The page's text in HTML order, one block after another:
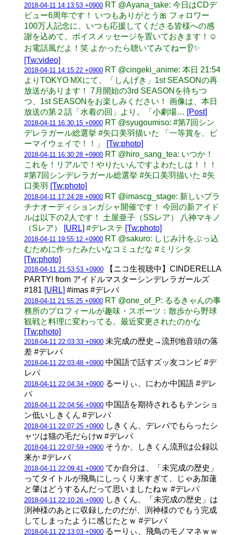
2018-04-11 14:13:53 +0900 RT @Ayana_take: 今日はCDデ
ビュー6周年です！ いつもありがとう🎀 フォロワー
100万人記念に、いつも応援してくださる皆様への感
謝を込めて、ボイスメッセージを置いておきます！☺️
お電話風だよ！笑 よかったら聴いてみてねー👂✨
[Tw:video]
2018-04-11 14:15:22 +0900 RT @cingeki_anime: 本日 21:54
よりTOKYO MXにて、「しんげき」1st SEASONの再
放送があります！ 7月開始の3rd SEASONを待ちつ
つ、1st SEASONをお楽しみください！ 画像は、本日
放送の第２話「水着の回」より。「小劇場… [Post]
2018-04-11 16:30:15 +0900 RT @syugoumiso: #第7回シン
デレラガール総選挙 #矢口美羽描いた 「一等賞を、ビ
ーマイウェイで！！」
[Tw:photo]
2018-04-11 16:30:28 +0900 RT @hiro_sang_tea: いつか！
これを！リアルで！やりたいんですよわたしは！！！
#第7回シンデレラガール総選挙 #矢口美羽描いた #矢
口美羽 [Tw:photo]
2018-04-11 17:24:28 +0900 RT @imascg_stage: 新しいプラ
チナオーディションガシャ開催です！ 今回の新アイド
ルは以下の2人です！ 土屋亜子（SSレア） 八神マキノ
（Sレア）
[URL] #デレステ [Tw:photo]
2018-04-11 19:55:12 +0900 RT @sakuro: しじみ汁をぶっ込
むために作ったみたいなコミュだな #ミリシタ
[Tw:photo]
2018-04-11 21:53:53 +0900 【ニコ生視聴中】CINDERELLA
PARTY! from アイドルマスターシンデレラガールズ
#181 [URL] #imas #デレパ
2018-04-11 21:55:25 +0900 RT @one_of_P: るるきゃんの事
務所のプロフィールが趣味・スポーツ：散歩から野球
観戦と料理に変わってる。最近変更されたのかな
[Tw:photo]
2018-04-11 22:03:33 +0900 未完成の歴史→流刑地音頭の落
差 #デレパ
2018-04-11 22:03:48 +0900 中国語で話すズッ友コンビ #デ
レパ
2018-04-11 22:04:34 +0900 るーりぃ、にわか中国語 #デレ
パ
2018-04-11 22:04:56 +0900 中国語を期待されるもテンショ
ン低いしきくん #デレパ
2018-04-11 22:07:25 +0900 しきくん、デレパでもらったシ
ャツは猫の毛だらけw #デレパ
2018-04-11 22:07:59 +0900 そうか、しきくん流刑は公録以
来か #デレパ
2018-04-11 22:09:41 +0900 てか自分は、「未完成の歴史」
ってタイトルが飛鳥にしっくり来すぎて、じゃあ加蓮
と肇はどうするんだって思いましたねｗ #デレパ
2018-04-11 22:10:26 +0900 しきくん、「未完成の歴史」は
渕神様のあとに収録したのだが、渕神様のでもう完成
してしまったように感じたとｗ #デレパ
2018-04-11 22:13:03 +0900 るーりぃ、飛鳥のモノマネｗｗ